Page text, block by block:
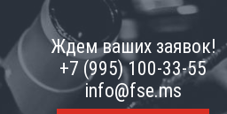
Ждем ваших заявок!
+7 (995) 100-33-55
info@fse.ms